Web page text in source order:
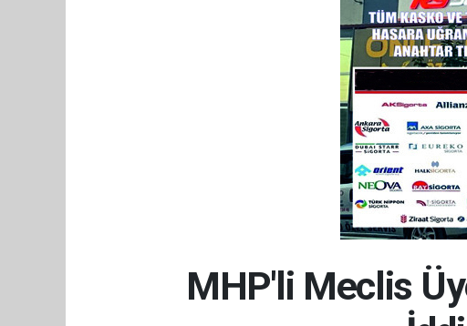
MHP'li Meclis